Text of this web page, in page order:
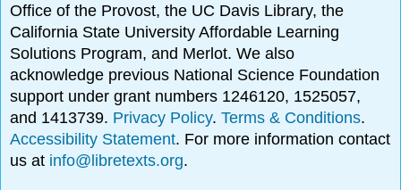
Office of the Provost, the UC Davis Library, the
California State University Affordable Learning
Solutions Program, and Merlot. We also
acknowledge previous National Science Foundation
support under grant numbers 1246120, 1525057,
and 1413739. Privacy Policy.Terms & Conditions.
Accessibility Statement. For more information contact
us at info@libretexts.org.